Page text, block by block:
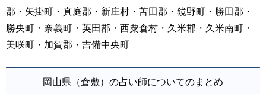
郡・矢掛町・真庭郡・新庄村・苫田郡・鏡野町・勝田郡・
勝央町・奈義町・英田郡・西粟倉村・久米郡・久米南町・
美咲町・加賀郡・吉備中央町
岡山県（倉敷）の占い師についてのまとめ